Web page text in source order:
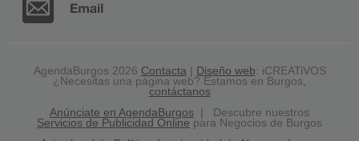
AgendaBurgos 2026 Contacta| Diseño web: iCREATiVOS
¿Necesitas una página web? Estamos en Burgos,
contáctanos
Anúnciate en AgendaBurgos | Descubre nuestros
Servicios de Publicidad Online para Negocios de Burgos